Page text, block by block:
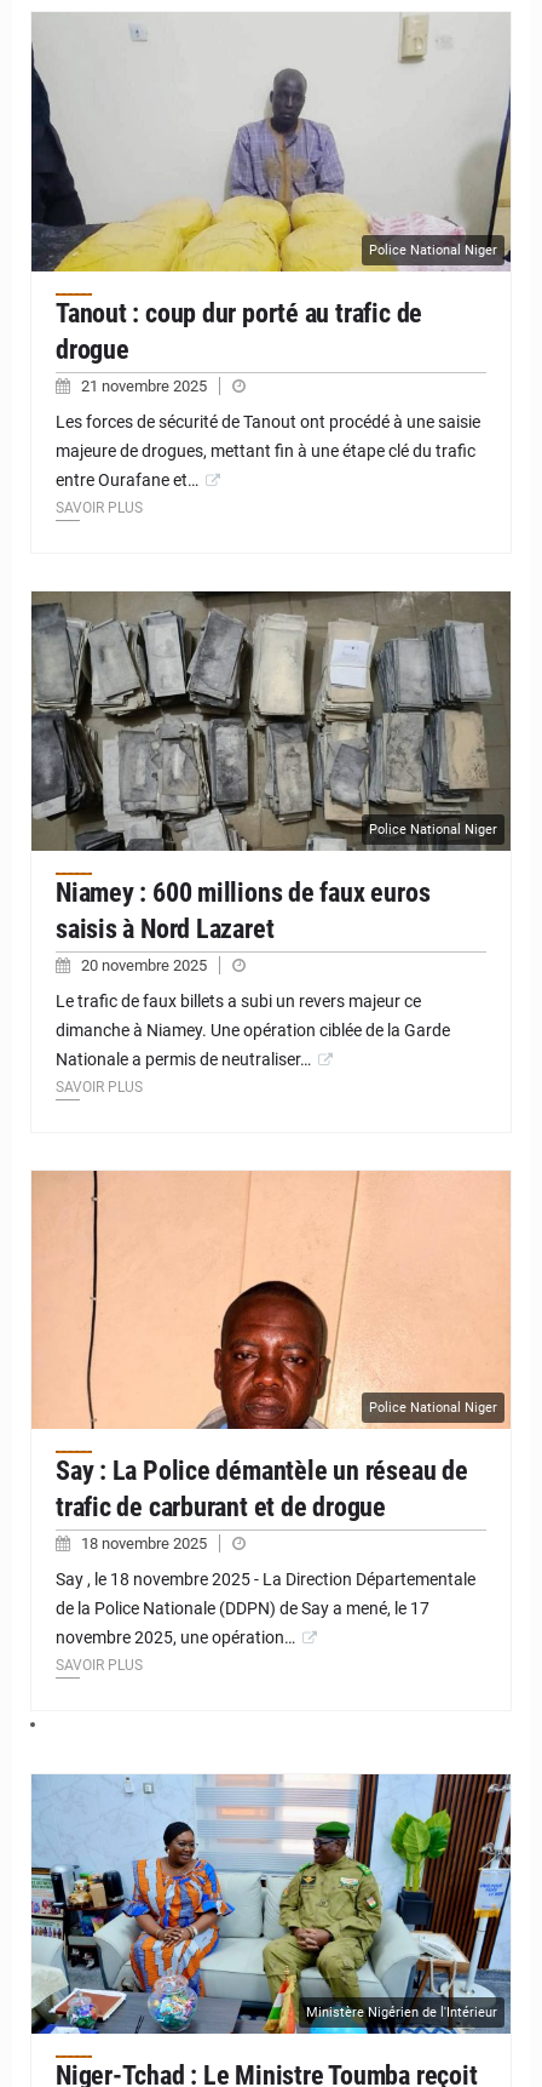
Police National Niger
Tanout : coup dur porté au trafic de
drogue
21 novembre 2025
Les forces de sécurité de Tanout ont procédé à une saisie
majeure de drogues, mettant fin à une étape clé du trafic
entre Ourafane et…
SAVOIR PLUS
Police National Niger
Niamey : 600 millions de faux euros
saisis à Nord Lazaret
20 novembre 2025
Le trafic de faux billets a subi un revers majeur ce
dimanche à Niamey. Une opération ciblée de la Garde
Nationale a permis de neutraliser…
SAVOIR PLUS
Police National Niger
Say : La Police démantèle un réseau de
trafic de carburant et de drogue
18 novembre 2025
Say , le 18 novembre 2025 - La Direction Départementale
de la Police Nationale (DDPN) de Say a mené, le 17
novembre 2025, une opération…
SAVOIR PLUS
Ministère Nigérien de l'Intérieur
Niger-Tchad : Le Ministre Toumba reçoit